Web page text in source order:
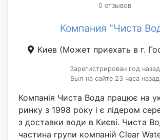
0 отзывов
Компания "Чиста
Киев (Может приехать в г.
Зарегистрирован год назад
Был на сайте 23 часа назад
Компанія Чиста Вода працює на
ринку з 1998 року і є лідером
з доставки води в Києві. Чиста
частина групи компаній Clear